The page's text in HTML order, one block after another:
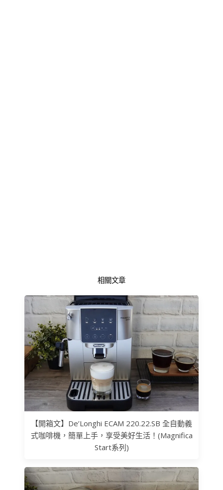
相關文章
【開箱文】De’Longhi ECAM 220.22.SB 全自動義
式咖啡機，簡單上手，享受美好生活！(Magnifica
Start系列)